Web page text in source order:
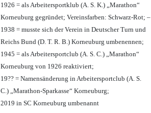
1926 = als Arbeitersportklub (A. S. K.) „Marathon“
Korneuburg gegründet; Vereinsfarben: Schwarz-Rot; –
1938 = musste sich der Verein in Deutscher Turn und
Reichs Bund (D. T. R. B.) Korneuburg umbenennen;
1945 = als Arbeitersportclub (A. S. C.) „Marathon“
Korneuburg von 1926 reaktiviert;
19?? = Namensänderung in Arbeitersportclub (A. S.
C.) „Marathon-Sparkasse“ Korneuburg;
2019 in SC Korneuburg umbenannt